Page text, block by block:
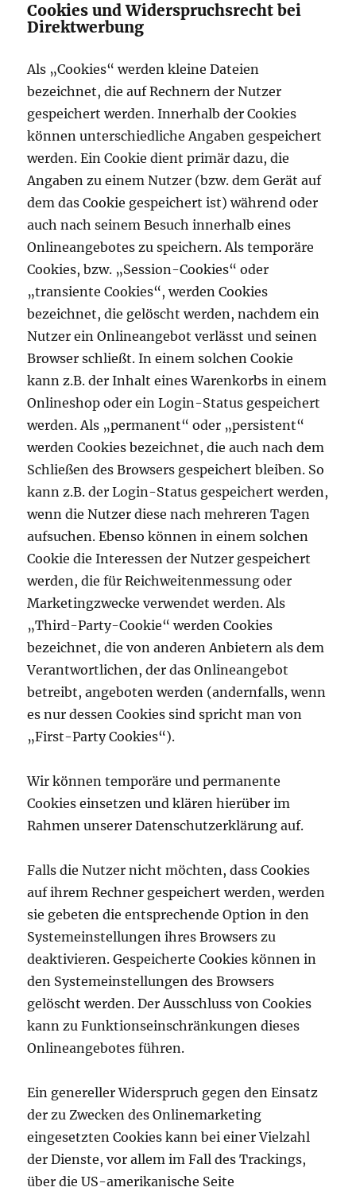
Cookies und Widerspruchsrecht bei
Direktwerbung
Als „Cookies“ werden kleine Dateien
bezeichnet, die auf Rechnern der Nutzer
gespeichert werden. Innerhalb der Cookies
können unterschiedliche Angaben gespeichert
werden. Ein Cookie dient primär dazu, die
Angaben zu einem Nutzer (bzw. dem Gerät auf
dem das Cookie gespeichert ist) während oder
auch nach seinem Besuch innerhalb eines
Onlineangebotes zu speichern. Als temporäre
Cookies, bzw. „Session-Cookies“ oder
„transiente Cookies“, werden Cookies
bezeichnet, die gelöscht werden, nachdem ein
Nutzer ein Onlineangebot verlässt und seinen
Browser schließt. In einem solchen Cookie
kann z.B. der Inhalt eines Warenkorbs in einem
Onlineshop oder ein Login-Status gespeichert
werden. Als „permanent“ oder „persistent“
werden Cookies bezeichnet, die auch nach dem
Schließen des Browsers gespeichert bleiben. So
kann z.B. der Login-Status gespeichert werden,
wenn die Nutzer diese nach mehreren Tagen
aufsuchen. Ebenso können in einem solchen
Cookie die Interessen der Nutzer gespeichert
werden, die für Reichweitenmessung oder
Marketingzwecke verwendet werden. Als
„Third-Party-Cookie“ werden Cookies
bezeichnet, die von anderen Anbietern als dem
Verantwortlichen, der das Onlineangebot
betreibt, angeboten werden (andernfalls, wenn
es nur dessen Cookies sind spricht man von
„First-Party Cookies“).
Wir können temporäre und permanente
Cookies einsetzen und klären hierüber im
Rahmen unserer Datenschutzerklärung auf.
Falls die Nutzer nicht möchten, dass Cookies
auf ihrem Rechner gespeichert werden, werden
sie gebeten die entsprechende Option in den
Systemeinstellungen ihres Browsers zu
deaktivieren. Gespeicherte Cookies können in
den Systemeinstellungen des Browsers
gelöscht werden. Der Ausschluss von Cookies
kann zu Funktionseinschränkungen dieses
Onlineangebotes führen.
Ein genereller Widerspruch gegen den Einsatz
der zu Zwecken des Onlinemarketing
eingesetzten Cookies kann bei einer Vielzahl
der Dienste, vor allem im Fall des Trackings,
über die US-amerikanische Seite